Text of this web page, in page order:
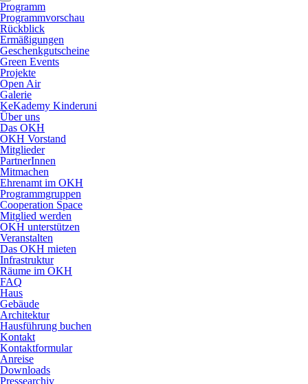
Programm
Programmvorschau
Rückblick
Ermäßigungen
Geschenkgutscheine
Green Events
Projekte
Open Air
Galerie
KeKademy Kinderuni
Über uns
Das OKH
OKH Vorstand
Mitglieder
PartnerInnen
Mitmachen
Ehrenamt im OKH
Programmgruppen
Cooperation Space
Mitglied werden
OKH unterstützen
Veranstalten
Das OKH mieten
Infrastruktur
Räume im OKH
FAQ
Haus
Gebäude
Architektur
Hausführung buchen
Kontakt
Kontaktformular
Anreise
Downloads
Pressearchiv